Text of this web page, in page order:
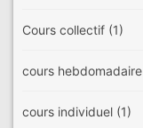
Cours collectif (1)
cours hebdomadaire
cours individuel (1)